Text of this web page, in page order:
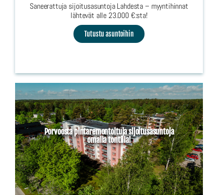
Saneerattuja sijoitusasuntoja Lahdesta – myyntihinnat
lähtevät alle 23.000 €:sta!
Tutustu asuntoihin
Porvoosta pintaremontoituja sijoitusasuntoja
omalla tontilla!